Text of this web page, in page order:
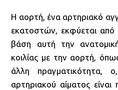
Η αορτή, ένα αρτηριακό
εκατοστών, εκφύεται από
βάση αυτή την
κοιλίας με την αορτή,
άλλη πραγματικότητα,
αρτηριακού αίματος είναι